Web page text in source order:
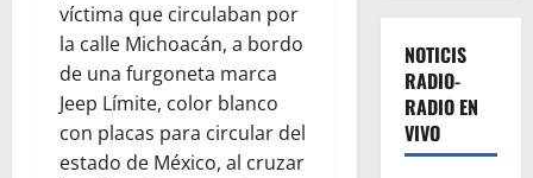
víctima que circulaban por
la calle Michoacán, a bordo
de una furgoneta marca
Jeep Límite, color blanco
con placas para circular del
estado de México, al cruzar
NOTICIS
RADIO-
RADIO EN
VIVO